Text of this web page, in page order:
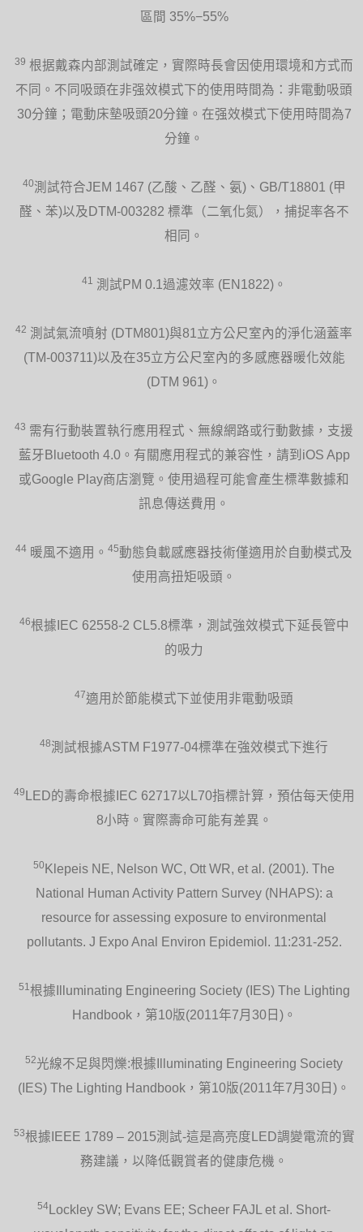
區間 35%−55%
39 根据戴森内部測試確定，實際時長會因使用環境和方式而
不同。不同吸頭在非强效模式下的使用時間為：非電動吸頭
30分鐘；電動床墊吸頭20分鐘。在强效模式下使用時間為7
分鐘。
40測試符合JEM 1467 (乙酸、乙醛、氨)、GB/T18801 (甲
醛、苯)以及DTM-003282 標準（二氧化氮），捕捉率各不
相同。
41 測試PM 0.1過濾效率 (EN1822)。
42 測試氣流噴射 (DTM801)與81立方公尺室內的淨化涵蓋率
(TM-003711)以及在35立方公尺室內的多感應器暖化效能
(DTM 961)。
43 需有行動裝置執行應用程式、無線網路或行動數據，支援
藍牙Bluetooth 4.0。有關應用程式的兼容性，請到iOS App
或Google Play商店瀏覽。使用過程可能會產生標準數據和
訊息傳送費用。
44 暖風不適用。 45動態負載感應器技術僅適用於自動模式及
使用高扭矩吸頭。
46根據IEC 62558-2 CL5.8標準，測試強效模式下延長管中
的吸力
47適用於節能模式下並使用非電動吸頭
48測試根據ASTM F1977-04標準在強效模式下進行
49
LED的壽命根據IEC 62717以L70指標計算，預估每天使用
8小時。實際壽命可能有差異。
50 Klepeis NE, Nelson WC, Ott WR, et al. (2001). The
National Human Activity Pattern Survey (NHAPS): a
resource for assessing exposure to environmental
pollutants. J Expo Anal Environ Epidemiol. 11:231-252.
51 根據Illuminating Engineering Society (IES) The Lighting
Handbook，第10版(2011年7月30日)。
52光線不足與閃爍:根據Illuminating Engineering Society
(IES) The Lighting Handbook，第10版(2011年7月30日)。
53根據IEEE 1789 – 2015測試-這是高亮度LED調變電流的實
務建議，以降低觀賞者的健康危機。
54
Lockley SW; Evans EE; Scheer FAJL et al. Short-